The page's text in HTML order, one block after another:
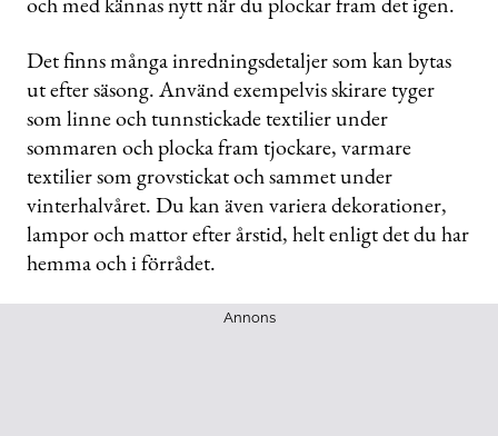
Det finns många inredningsdetaljer som kan bytas
ut efter säsong. Använd exempelvis skirare tyger
som linne och tunnstickade textilier under
sommaren och plocka fram tjockare, varmare
textilier som grovstickat och sammet under
vinterhalvåret. Du kan även variera dekorationer,
lampor och mattor efter årstid, helt enligt det du har
hemma och i förrådet.
Annons